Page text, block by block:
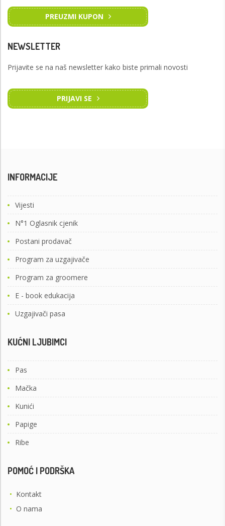
PREUZMI KUPON
NEWSLETTER
Prijavite se na naš newsletter kako biste primali novosti
PRIJAVI SE
INFORMACIJE
Vijesti
N°1 Oglasnik cjenik
Postani prodavač
Program za uzgajivače
Program za groomere
E - book edukacija
Uzgajivači pasa
KUĆNI LJUBIMCI
Pas
Mačka
Kunići
Papige
Ribe
POMOĆ I PODRŠKA
• Kontakt
• O nama